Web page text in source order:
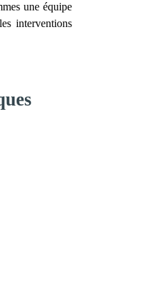
une équipe
interventions